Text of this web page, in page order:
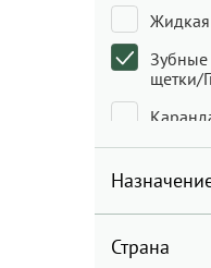
щетки/
Краска
Страна